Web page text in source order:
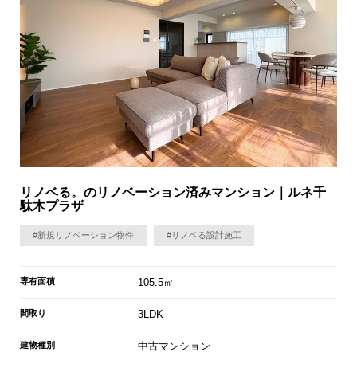
リノベる。のリノベーション済みマンション｜ルネ千
駄木プラザ
#新規リノベーション物件 #リノベる設計施工
専有面積 105.5㎡
間取り 3LDK
建物種別 中古マンション